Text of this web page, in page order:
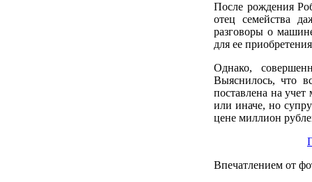
После рождения
отец семейства
разговоры о
для ее
Однако,
Выяснилось, что
поставлена на
или иначе, но
цене миллион
Впечатлением от